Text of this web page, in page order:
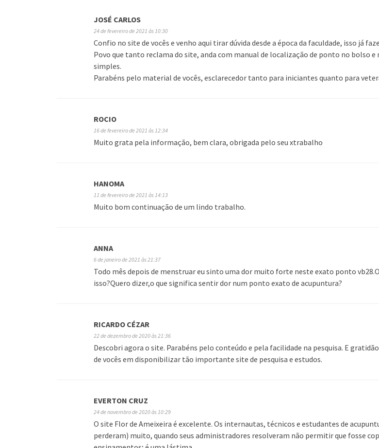
JOSÉ CARLOS
24 de fevereiro de 2021 às 10:30
Confio no site de vocês e venho aqui tirar dúvida desde a época da faculdade, isso já
Povo que tanto reclama do site, anda com manual de localização de ponto no bolso e
simples.
Parabéns pelo material de vocês, esclarecedor tanto para iniciantes quanto para
ROCIO
16 de fevereiro de 2021 às 12:34
Muito grata pela informação, bem clara, obrigada pelo seu xtrabalho
HANOMA
11 de fevereiro de 2021 às 14:13
Muito bom continuação de um lindo trabalho.
ANNA
6 de janeiro de 2021 às 21:37
Todo mês depois de menstruar eu sinto uma dor muito forte neste exato ponto
isso?Quero dizer,o que significa sentir dor num ponto exato de acupuntura?
RICARDO CÉZAR
22 de dezembro de 2020 às 21:36
Descobri agora o site. Parabéns pelo conteúdo e pela facilidade na pesquisa. E
de vocês em disponibilizar tão importante site de pesquisa e estudos.
EVERTON CRUZ
24 de novembro de 2020 às 10:29
O site Flor de Ameixeira é excelente. Os internautas, técnicos e estudantes de
perderam) muito, quando seus administradores resolveram não permitir que fosse